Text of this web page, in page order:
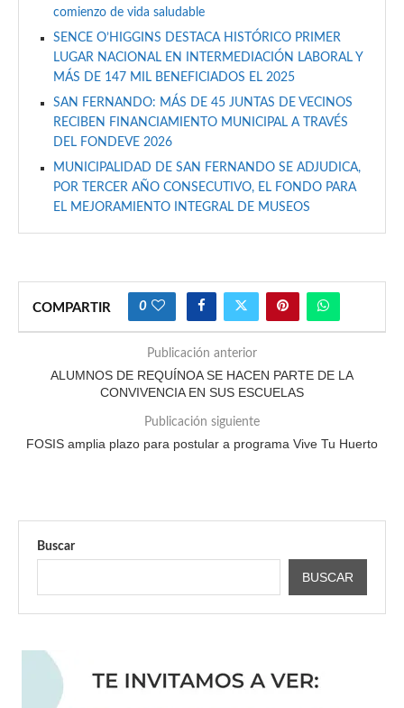
comienzo de vida saludable
SENCE O’HIGGINS DESTACA HISTÓRICO PRIMER
LUGAR NACIONAL EN INTERMEDIACIÓN LABORAL Y
MÁS DE 147 MIL BENEFICIADOS EL 2025
SAN FERNANDO: MÁS DE 45 JUNTAS DE VECINOS
RECIBEN FINANCIAMIENTO MUNICIPAL A TRAVÉS
DEL FONDEVE 2026
MUNICIPALIDAD DE SAN FERNANDO SE ADJUDICA,
POR TERCER AÑO CONSECUTIVO, EL FONDO PARA
EL MEJORAMIENTO INTEGRAL DE MUSEOS
COMPARTIR 0
Publicación anterior
ALUMNOS DE REQUÍNOA SE HACEN PARTE DE LA
CONVIVENCIA EN SUS ESCUELAS
Publicación siguiente
FOSIS amplia plazo para postular a programa Vive Tu Huerto
Buscar
BUSCAR